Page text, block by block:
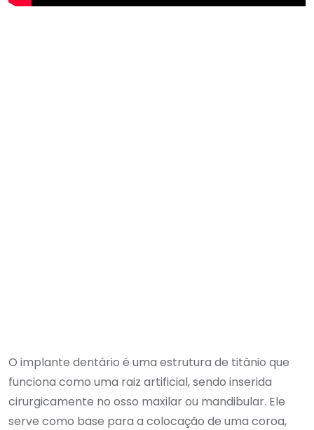
O implante dentário é uma estrutura de titânio que
funciona como uma raiz artificial, sendo inserida
cirurgicamente no osso maxilar ou mandibular. Ele
serve como base para a colocação de uma coroa,